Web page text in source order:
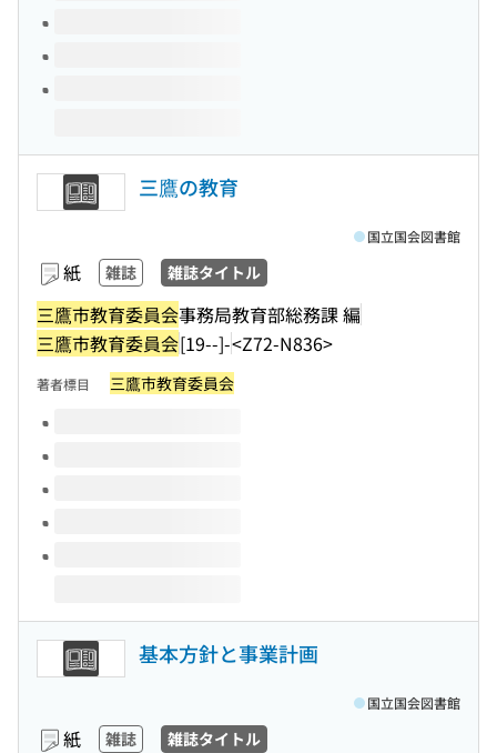
三鷹の教育
紙 雑誌 雑誌タイトル
三鷹市教育委員会事務局教育部総務課 編
三鷹市教育委員会[19--]-<Z72-N836>
国立国会図書館
著者標目 三鷹市教育委員会
このタイトルの巻号
基本方針と事業計画
紙 雑誌 雑誌タイトル
国立国会図書館